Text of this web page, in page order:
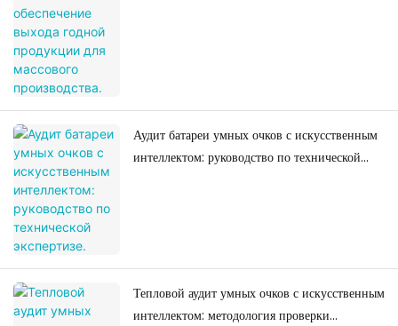
Аудит батареи умных очков с искусственным
интеллектом: руководство по технической
Тепловой аудит умных очков с искусственным
интеллектом: методология проверки